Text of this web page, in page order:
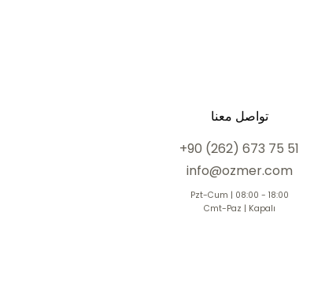
تواصل معنا
+90 (262) 673 75 51
info@ozmer.com
Pzt-Cum | 08:00 - 18:00
Cmt-Paz | Kapalı